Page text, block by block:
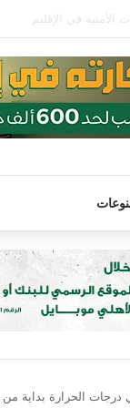
الحرارة بداية من